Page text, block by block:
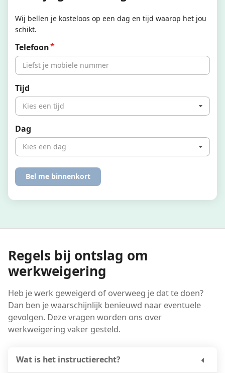
Wij bellen je kosteloos op een dag en tijd waarop het jou
schikt.
Telefoon
Tijd
Kies een tijd
Dag
Kies een dag
Regels bij ontslag om
werkweigering
Heb je werk geweigerd of overweeg je dat te doen?
Dan ben je waarschijnlijk benieuwd naar eventuele
gevolgen. Deze vragen worden ons over
werkweigering vaker gesteld.
Wat is het instructierecht?